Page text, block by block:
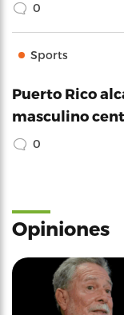
0
Sports
Puerto Rico
masculino
0
Opiniones